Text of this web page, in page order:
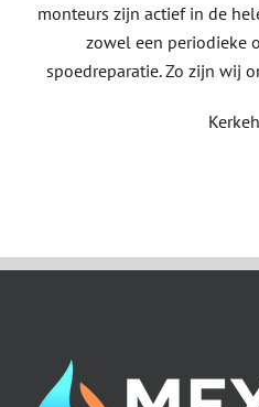
monteurs zijn actief in de
zowel een periodieke
spoedreparatie. Zo zijn wij